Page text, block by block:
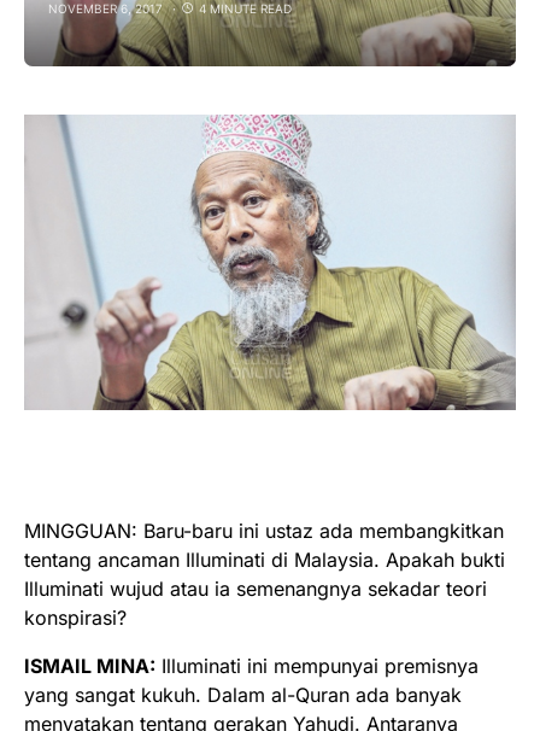
NOVEMBER 6, 2017 4 MINUTE READ
MINGGUAN: Baru-baru ini ustaz ada membangkitkan
tentang ancaman Illuminati di Malaysia. Apakah bukti
Illuminati wujud atau ia semenangnya sekadar teori
konspirasi?
ISMAIL MINA: Illuminati ini mempunyai premisnya
yang sangat kukuh. Dalam al-Quran ada banyak
menyatakan tentang gerakan Yahudi. Antaranya